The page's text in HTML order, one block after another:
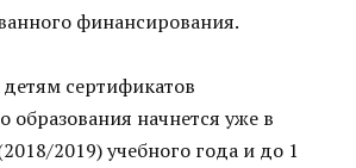
финансирования.
сертификатов
образования начнется уже в
2019) учебного года и до 1